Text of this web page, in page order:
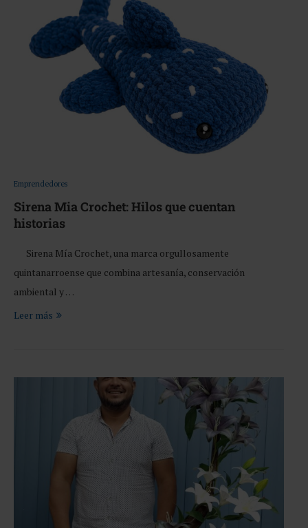
Emprendedores
Sirena Mia Crochet: Hilos que cuentan
historias
Sirena Mía Crochet, una marca orgullosamente
quintanarroense que combina artesanía, conservación
ambiental y …
Leer más